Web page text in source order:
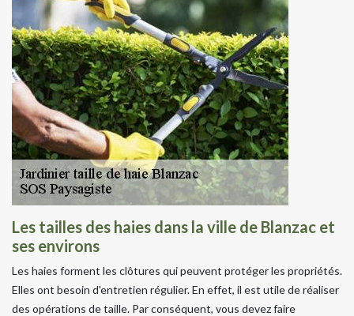
Les tailles des haies dans la ville de Blanzac et
ses environs
Les haies forment les clôtures qui peuvent protéger les propriétés.
Elles ont besoin d'entretien régulier. En effet, il est utile de réaliser
des opérations de taille. Par conséquent, vous devez faire